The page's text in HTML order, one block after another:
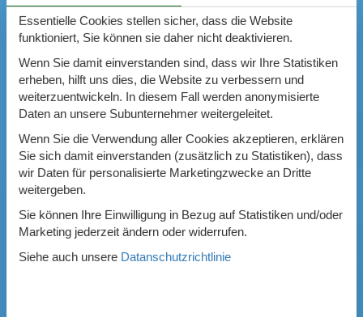
Essentielle Cookies stellen sicher, dass die Website
funktioniert, Sie können sie daher nicht deaktivieren.
Wenn Sie damit einverstanden sind, dass wir Ihre Statistiken
erheben, hilft uns dies, die Website zu verbessern und
weiterzuentwickeln. In diesem Fall werden anonymisierte
Daten an unsere Subunternehmer weitergeleitet.
Wenn Sie die Verwendung aller Cookies akzeptieren, erklären
Sie sich damit einverstanden (zusätzlich zu Statistiken), dass
wir Daten für personalisierte Marketingzwecke an Dritte
weitergeben.
Sie können Ihre Einwilligung in Bezug auf Statistiken und/oder
Marketing jederzeit ändern oder widerrufen.
Siehe auch unsere Datanschutzrichtlinie